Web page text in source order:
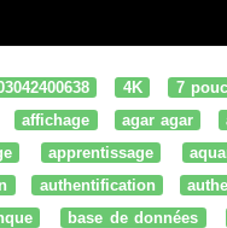
4K 7
affichage agar agar
apprentissage
authentification
base de données